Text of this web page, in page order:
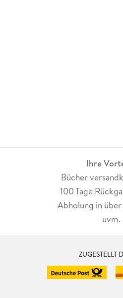
Ihre
Bücher
100 Tage
Abholung in
uvm.
ZUGESTELLT